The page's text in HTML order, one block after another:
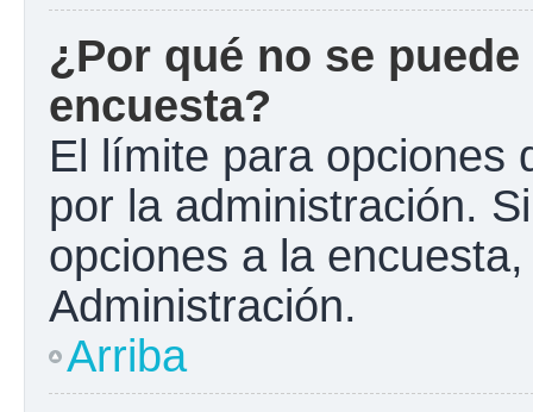
¿Por qué no se
encuesta?
El límite para opciones
por la administración.
opciones a la
Administración.
Arriba